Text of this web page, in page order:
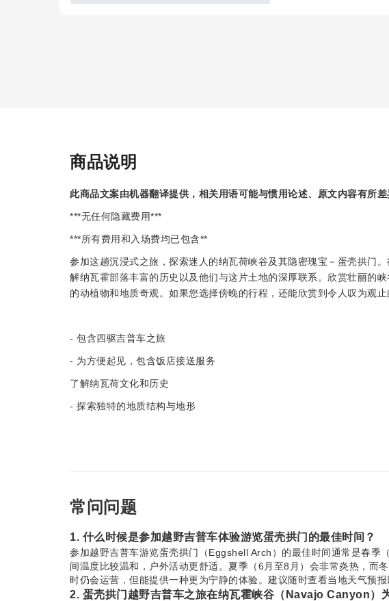
商品说明
此商品文案由机器翻译提供，相关用语可能与惯用论述、原文内容有所差
***无任何隐藏费用***
***所有费用和入场费均已包含**
参加这趟沉浸式之旅，探索迷人的纳瓦荷峡谷及其隐密瑰宝－蛋壳拱门
解纳瓦霍部落丰富的历史以及他们与这片土地的深厚联系。欣赏壮丽的
的动植物和地质奇观。如果您选择傍晚的行程，还能欣赏到令人叹为观
- 包含四驱吉普车之旅
- 为方便起见，包含饭店接送服务
了解纳瓦荷文化和历史
- 探索独特的地质结构与地形
常问问题
1. 什么时候是参加越野吉普车体验游览蛋壳拱门的最佳时间？
参加越野吉普车游览蛋壳拱门（Eggshell Arch）的最佳时间通常是春季
间温度比较温和，户外活动更舒适。夏季（6月至8月）会非常炎热，而
时仍会运营，但能提供一种更为宁静的体验。建议随时查看当地天气预报
2. 蛋壳拱门越野吉普车之旅在纳瓦霍峡谷（Navajo Canyon）